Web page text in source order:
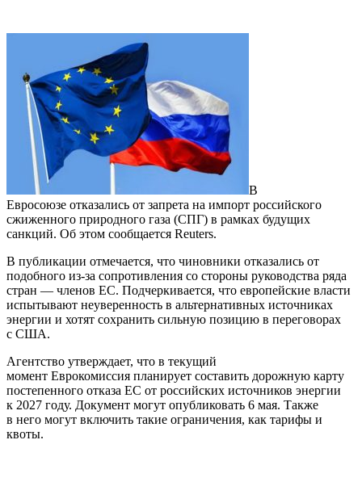
В
Евросоюзе отказались от запрета на импорт российского
сжиженного природного газа (СПГ) в рамках будущих
санкций. Об этом сообщается Reuters.
В публикации отмечается, что чиновники отказались от
подобного из-за сопротивления со стороны руководства ряда
стран — членов ЕС. Подчеркивается, что европейские власти
испытывают неуверенность в альтернативных источниках
энергии и хотят сохранить сильную позицию в переговорах
с США.
Агентство утверждает, что в текущий
момент Еврокомиссия планирует составить дорожную карту
постепенного отказа ЕС от российских источников энергии
к 2027 году. Документ могут опубликовать 6 мая. Также
в него могут включить такие ограничения, как тарифы и
квоты.